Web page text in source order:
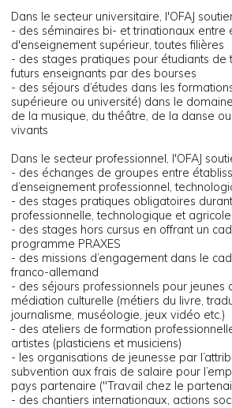
Dans le secteur universitaire, l'OFAJ
- des séminaires bi- et trinationaux entre
d'enseignement supérieur, toutes filières
- des stages pratiques pour étudiants de
futurs enseignants par des bourses
- des séjours d’études dans les
supérieure ou université) dans le
de la musique, du théâtre, de la danse
vivants
Dans le secteur professionnel, l'OFAJ
- des échanges de groupes entre
d’enseignement professionnel,
- des stages pratiques obligatoires
professionnelle, technologique et
- des stages hors cursus en offrant un
programme PRAXES
- des missions d’engagement dans le
franco-allemand
- des séjours professionnels pour jeunes
médiation culturelle (métiers du livre,
journalisme, muséologie, jeux vidéo etc.)
- des ateliers de formation
artistes (plasticiens et musiciens)
- les organisations de jeunesse par
subvention aux frais de salaire pour
pays partenaire ("Travail chez le
- des chantiers internationaux, actions